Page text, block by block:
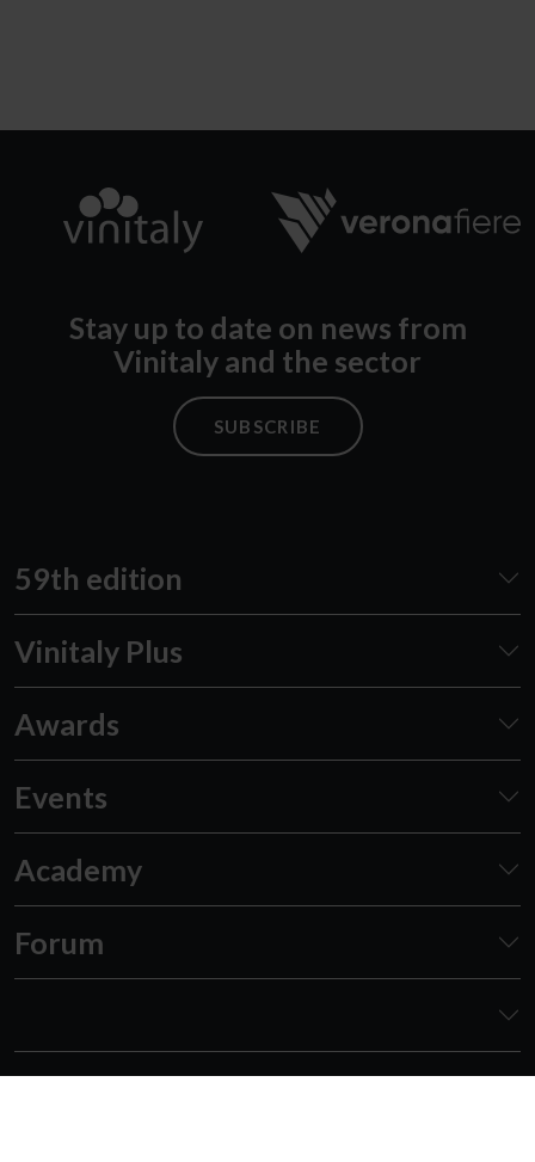
Stay up to date on news from
Vinitaly and the sector
SUBSCRIBE
59th edition
Vinitaly Plus
Awards
Events
Academy
Forum
Follow us